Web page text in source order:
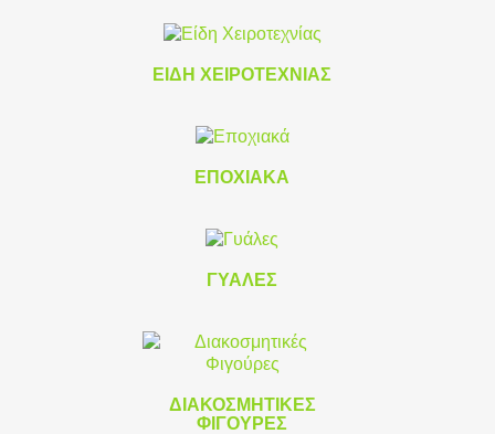
ΕΊΔΗ ΧΕΙΡΟΤΕΧΝΊΑΣ
ΕΠΟΧΙΑΚΆ
ΓΥΆΛΕΣ
ΔΙΑΚΟΣΜΗΤΙΚΈΣ
ΦΙΓΟΎΡΕΣ